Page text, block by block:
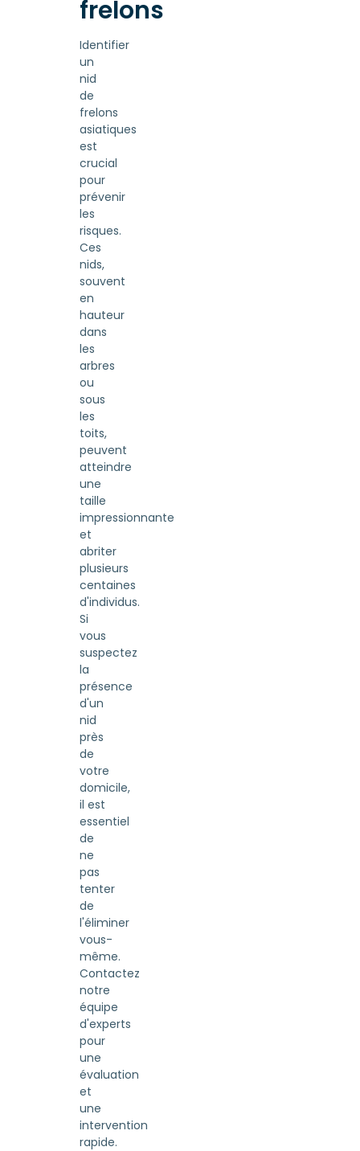
frelons
Identifier
un
nid
de
frelons
asiatiques
est
crucial
pour
prévenir
les
risques.
Ces
nids,
souvent
en
hauteur
dans
les
arbres
ou
sous
les
toits,
peuvent
atteindre
une
taille
impressionnante
et
abriter
plusieurs
centaines
d'individus.
Si
vous
suspectez
la
présence
d'un
nid
près
de
votre
domicile,
il est
essentiel
de
ne
pas
tenter
de
l'éliminer
vous-
même.
Contactez
notre
équipe
d'experts
pour
une
évaluation
et
une
intervention
rapide.